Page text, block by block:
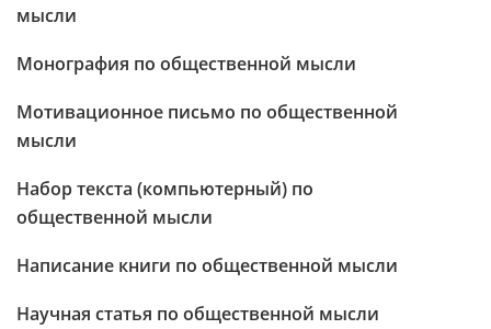
мысли
Монография по общественной мысли
Мотивационное письмо по общественной
мысли
Набор текста (компьютерный) по
общественной мысли
Написание книги по общественной мысли
Научная статья по общественной мысли